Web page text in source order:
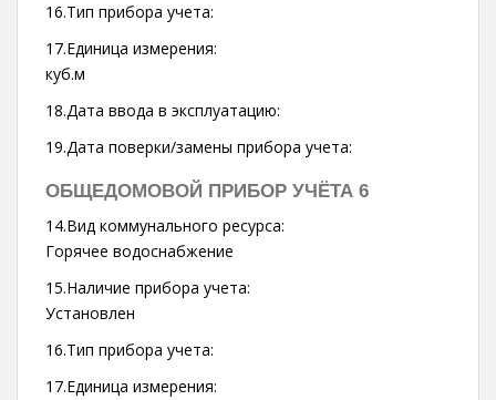
16.Тип прибора учета:
17.Единица измерения:
куб.м
18.Дата ввода в эксплуатацию:
19.Дата поверки/замены прибора учета:
ОБЩЕДОМОВОЙ ПРИБОР УЧЁТА 6
14.Вид коммунального ресурса:
Горячее водоснабжение
15.Наличие прибора учета:
Установлен
16.Тип прибора учета:
17.Единица измерения: